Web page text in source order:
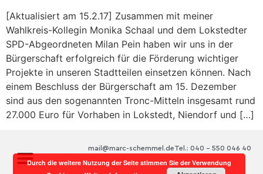
[Aktualisiert am 15.2.17] Zusammen mit meiner
Wahlkreis-Kollegin Monika Schaal und dem Lokstedter
SPD-Abgeordneten Milan Pein haben wir uns in der
Bürgerschaft erfolgreich für die Förderung wichtiger
Projekte in unseren Stadtteilen einsetzen können. Nach
einem Beschluss der Bürgerschaft am 15. Dezember
sind aus den sogenannten Tronc-Mitteln insgesamt rund
27.000 Euro für Vorhaben in Lokstedt, Niendorf und […]
Tel.: 040 – 550 046 40
mail@marc-schemmel.de
Durch die weitere Nutzung der Seite stimmen Sie der Verwendung